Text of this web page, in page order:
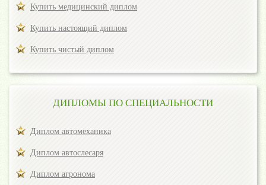
Купить медицинский диплом
Купить настоящий диплом
Купить чистый диплом
ДИПЛОМЫ ПО СПЕЦИАЛЬНОСТИ
Диплом автомеханика
Диплом автослесаря
Диплом агронома